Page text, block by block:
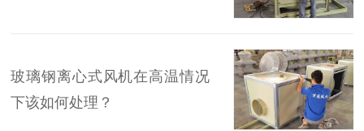
玻璃钢离心式风机在高温情况
下该如何处理？